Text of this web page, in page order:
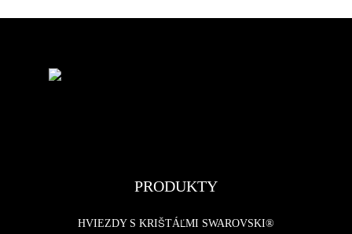
PRODUKTY
HVIEZDY S KRIŠTÁĽMI SWAROVSKI®